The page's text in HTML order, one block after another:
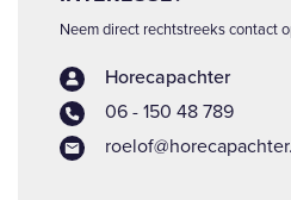
Neem direct rechtstreeks contact
Horecapachter
06 - 150 48 789